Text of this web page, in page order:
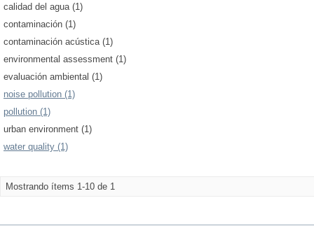
calidad del agua (1)
contaminación (1)
contaminación acústica (1)
environmental assessment (1)
evaluación ambiental (1)
noise pollution (1)
pollution (1)
urban environment (1)
water quality (1)
Mostrando ítems 1-10 de 1